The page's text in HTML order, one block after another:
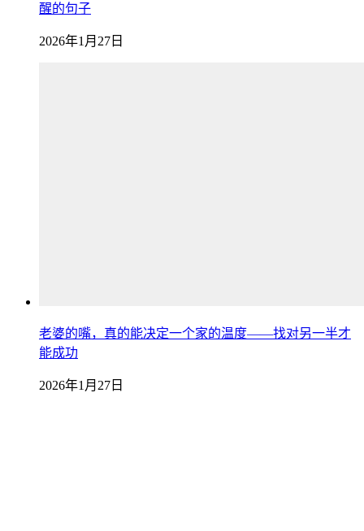
醒的句子
2026年1月27日
老婆的嘴，真的能决定一个家的温度——找对另一半才
能成功
2026年1月27日